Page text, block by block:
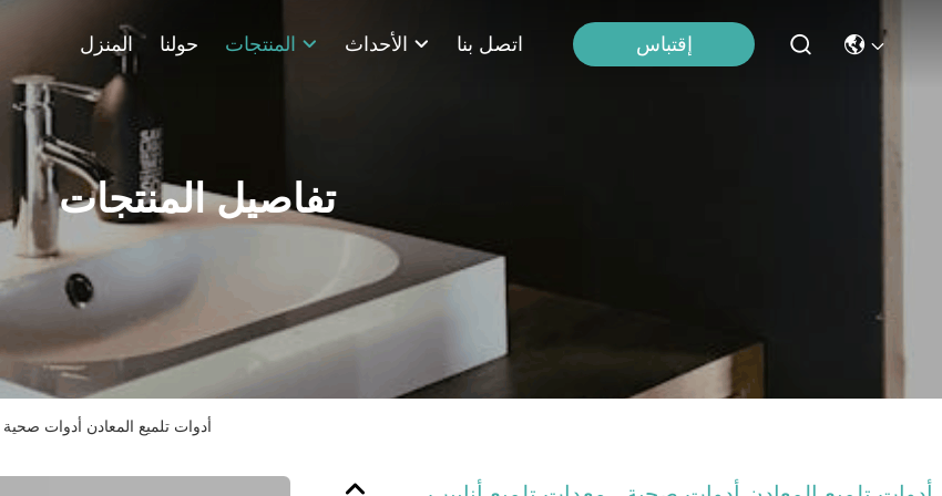
المنزل حولنا المنتجات الأحداث اتصل بنا إقتباس
تفاصيل المنتجات
أدوات تلميع المعادن أدوات صحية